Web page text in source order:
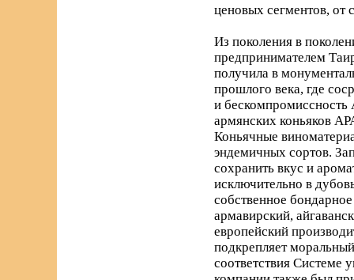
ценовых сегментов, от
Из поколения в
предпринимателем
получила в
прошлого века, где
и бескомпромиссность
армянских коньяков
Коньячные
эндемичных сортов.
сохранить вкус и
исключительно в
собственное
армавирский,
европейский
подкрепляет
соответствия